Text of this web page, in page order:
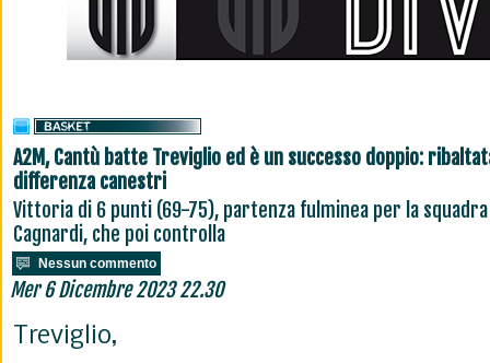
A2M, Cantù batte Treviglio ed è un successo doppio:
differenza canestri
Vittoria di 6 punti (69-75), partenza fulminea per la
Cagnardi, che poi controlla
Nessun commento
Mer 6 Dicembre 2023 22.30
Treviglio,